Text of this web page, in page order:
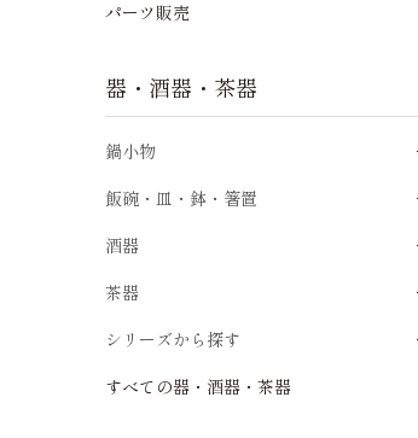
パーツ販売
器・酒器・茶器
鍋小物
飯碗・皿・鉢・箸置
酒器
茶器
シリーズから探す
すべての器・酒器・茶器